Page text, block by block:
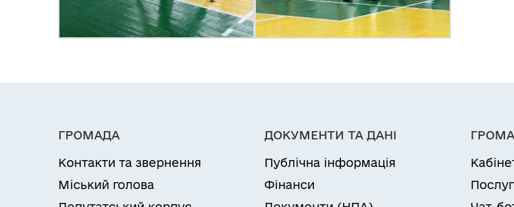
ГРОМАДА
Контакти та звернення
Міський голова
ДОКУМЕНТИ ТА ДАНІ
Публічна інформація
Фінанси